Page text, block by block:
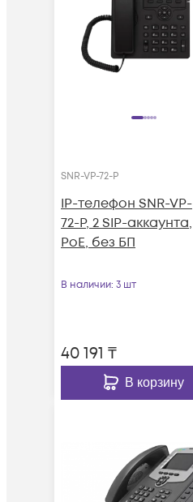
SNR-VP-72-P
IP-телефон SNR-VP-
72-P, 2 SIP-аккаунта,
PoE, без БП
В наличии: 3 шт
40 191 ₸
В корзину